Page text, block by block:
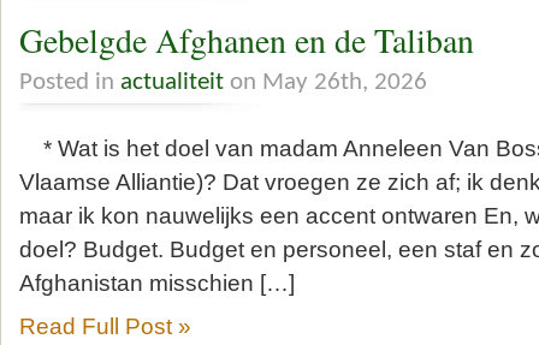
Gebelgde Afghanen en de Taliban
Posted in actualiteit on May 26th, 2026
* Wat is het doel van madam Anneleen Van
Vlaamse Alliantie)? Dat vroegen ze zich af; ik
maar ik kon nauwelijks een accent ontwaren En,
doel? Budget. Budget en personeel, een staf en
Afghanistan misschien […]
Read Full Post »